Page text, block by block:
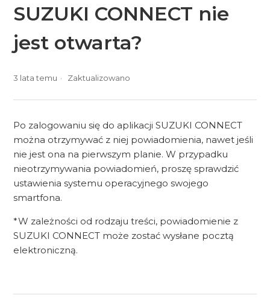
SUZUKI CONNECT nie
jest otwarta?
3 lata temu Zaktualizowano
Po zalogowaniu się do aplikacji SUZUKI CONNECT
można otrzymywać z niej powiadomienia, nawet jeśli
nie jest ona na pierwszym planie. W przypadku
nieotrzymywania powiadomień, proszę sprawdzić
ustawienia systemu operacyjnego swojego
smartfona.
*W zależności od rodzaju treści, powiadomienie z
SUZUKI CONNECT może zostać wysłane pocztą
elektroniczną.